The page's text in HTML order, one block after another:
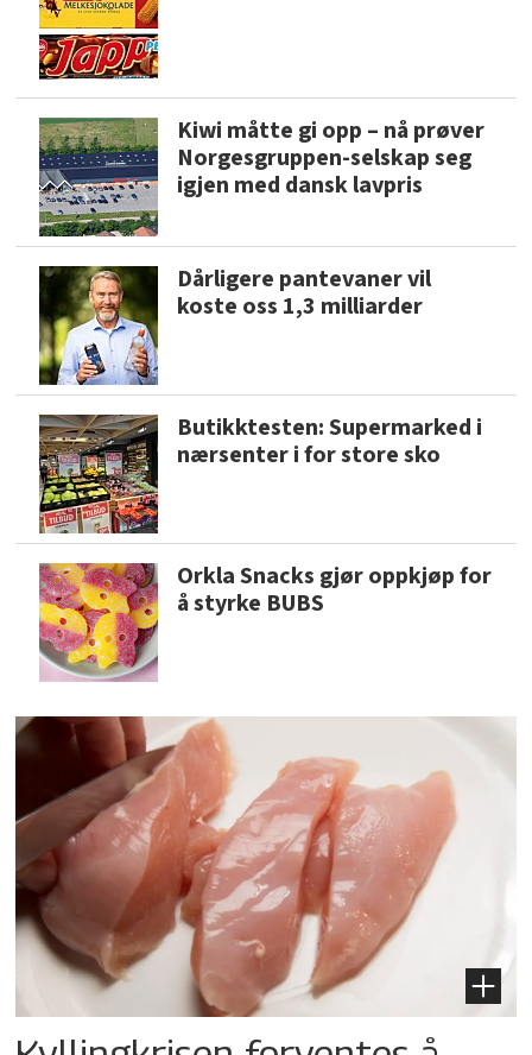
Kiwi måtte gi opp – nå prøver
Norgesgruppen-selskap seg
igjen med dansk lavpris
Dårligere pantevaner vil
koste oss 1,3 milliarder
Butikktesten: Supermarked i
nærsenter i for store sko
Orkla Snacks gjør oppkjøp for
å styrke BUBS